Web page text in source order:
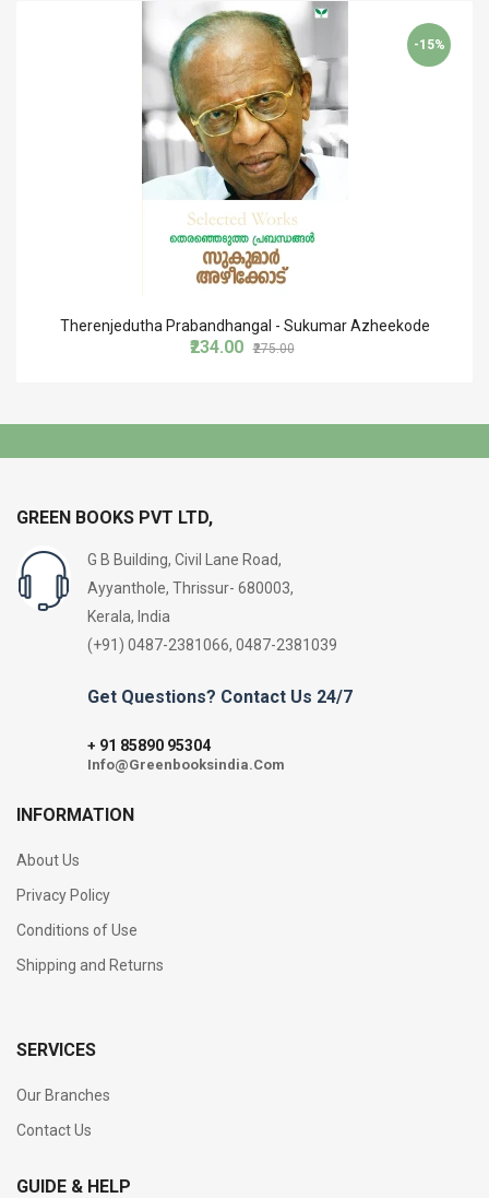
-15%
Therenjedutha Prabandhangal - Sukumar Azheekode
₹234.00 ₹275.00
GREEN BOOKS PVT LTD,
G B Building, Civil Lane Road,
Ayyanthole, Thrissur- 680003,
Kerala, India
(+91) 0487-2381066, 0487-2381039
Get Questions? Contact Us 24/7
+ 91 85890 95304
Info@Greenbooksindia.Com
INFORMATION
About Us
Privacy Policy
Conditions of Use
Shipping and Returns
SERVICES
Our Branches
Contact Us
GUIDE & HELP